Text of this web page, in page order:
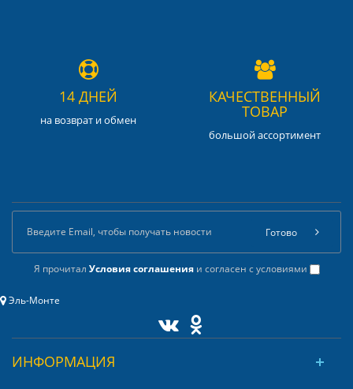
14 ДНЕЙ
на возврат и обмен
КАЧЕСТВЕННЫЙ
ТОВАР
большой ассортимент
Я прочитал Условия соглашенияи согласен с условиями
Готово
Эль-Монте
ИНФОРМАЦИЯ